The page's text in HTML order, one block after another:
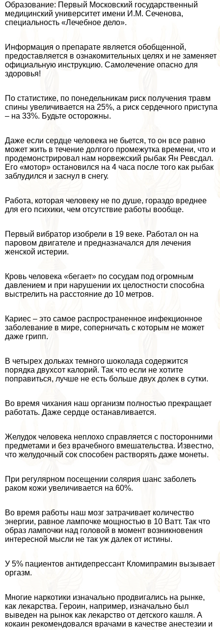
Образование: Первый Московский государственный
медицинский университет имени И.М. Сеченова,
специальность «Лечебное дело».
Информация о препарате является обобщенной,
предоставляется в ознакомительных целях и не заменяет
официальную инструкцию. Самолечение опасно для
здоровья!
По статистике, по понедельникам риск получения травм
спины увеличивается на 25%, а риск сердечного приступа
– на 33%. Будьте осторожны.
Даже если сердце человека не бьется, то он все равно
может жить в течение долгого промежутка времени, что и
продемонстрировал нам норвежский рыбак Ян Ревсдал.
Его «мотор» остановился на 4 часа после того как рыбак
заблyдился и заснул в снегу.
Работа, которая человеку не по душе, гораздо вреднее
для его психики, чем отсутствие работы вообще.
Первый вибратор изобрели в 19 веке. Работал он на
паровом двигателе и предназначался для лечения
женской истерии.
Кровь человека «бегает» по сосудам под огромным
давлением и при нарушении их целостности способна
выстрелить на расстояние до 10 метров.
Кариес – это самое распространенное инфекционное
заболевание в мире, соперничать с которым не может
даже грипп.
В четырех дольках темного шоколада содержится
порядка двухсот калорий. Так что если не хотите
поправиться, лучше не есть больше двух долек в сутки.
Во время чихания наш организм полностью прекращает
работать. Даже сердце останавливается.
Желудок человека неплохо справляется с посторонними
предметами и без врачебного вмешательства. Известно,
что желудочный сок способен растворять даже монеты.
При регулярном посещении солярия шанс заболеть
paком кожи увеличивается на 60%.
Во время работы наш мозг затрачивает количество
энергии, равное лампочке мощностью в 10 Ватт. Так что
образ лампочки над головой в момент возникновения
интересной мысли не так уж далек от истины.
У 5% пациентов антидепрессант Кломипрамин вызывает
opгaзм.
Многие наркотики изначально продвигались на рынке,
как лекарства. Героин, например, изначально был
выведен на рынок как лекарство от детского кашля. А
кокаин рекомендовался врачами в качестве анестезии и